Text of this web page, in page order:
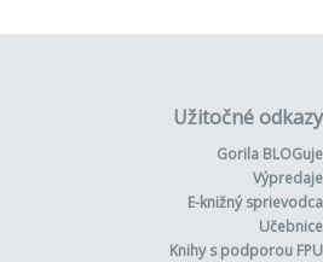
Užitočné odkazy
Gorila BLOGuje
Výpredaje
E-knižný sprievodca
Učebnice
Knihy s podporou FPU